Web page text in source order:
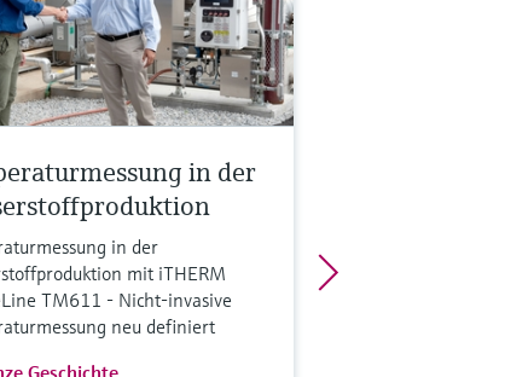
in der
in der
mit iTHERM
TM611 - Nicht-invasive
neu definiert